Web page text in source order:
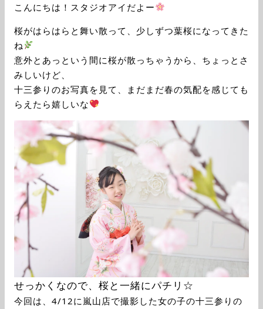
こんにちは！スタジオアイだよー
桜がはらはらと舞い散って、少しずつ葉桜になってきた
ね
意外とあっという間に桜が散っちゃうから、ちょっとさ
みしいけど、
十三参りのお写真を見て、まだまだ春の気配を感じても
らえたら嬉しいな
せっかくなので、桜と一緒にパチリ☆
今回は、4/12に嵐山店で撮影した女の子の十三参りの